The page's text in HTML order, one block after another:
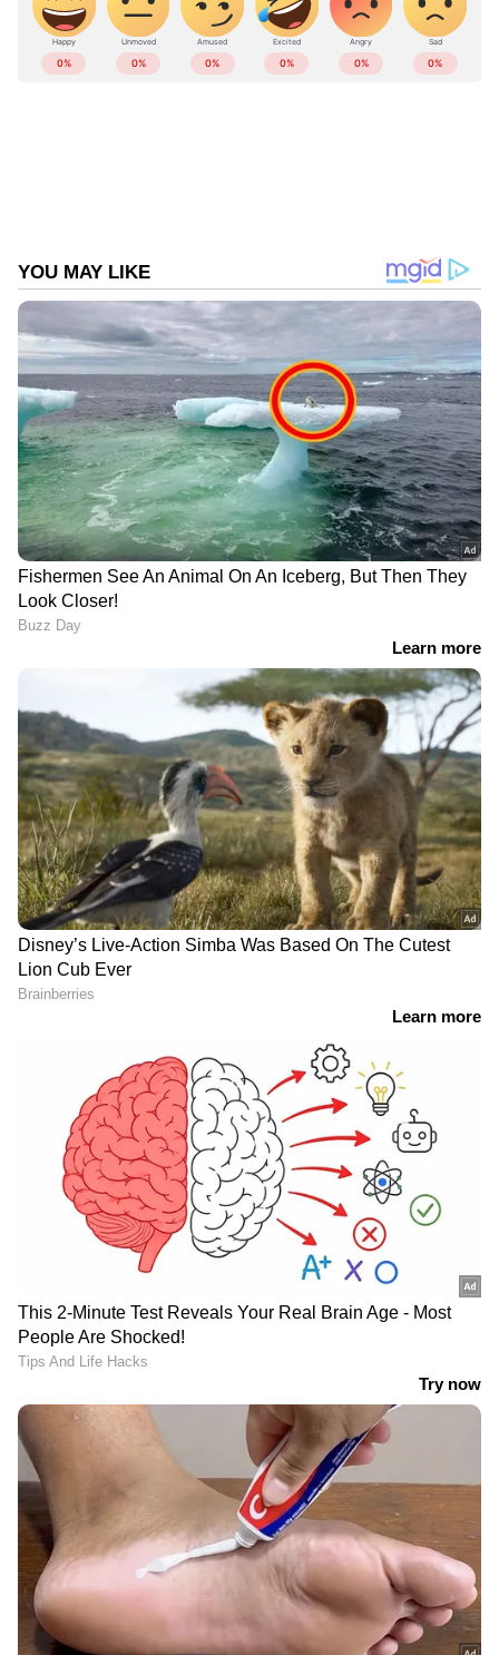
നല്‍കിയത്‌. വികേന്ദ്രീകൃത മാതൃകയിലുള്ള
അത്യാധുനിക വര്‍ക്ക്‌സ്റ്റേഷനുകളുടെ ശൃംഖല
കേരളത്തിലാകെ സ്ഥാപിക്കുക എന്നതാണ്‌
ചെയ്യുന്നതിനുള്ള സൗകര്യമാണ്‌ ഈ
പദ്ധതിയിലൂടെ സര്‍ക്കാര്‍ വിഭാവന ചെയുന്നത്‌.
സ്റ്റാര്‍ട്ടപ്പുകള്‍, ഫ്രീലാന്‍സ്‌ തൊഴിലില്‍
ഏര്‍പ്പെടുന്നവര്‍, ജീവനക്കാര്‍ക്ക്‌ വിദൂരമായി
ജോലി ചെയ്യാനുള്ള സൗകര്യം നല്‍കാന്‍
ആഗ്രഹിക്കുന്ന നിലവിലുള്ള സ്ഥാപനങ്ങള്‍
തുടങ്ങിവയ്ക്ക്‌ സൗകര്യപ്രദമായും
സുഖകരമായും അവരുടെ പ്രവര്‍ത്തനങ്ങളില്‍
അടിസ്ഥാന സൗകര്യങ്ങള്‍ വര്‍ക്ക്‌ നിയര്‍ ഹോം
പദ്ധതിയില്‍ ലഭ്യമാക്കും. ആവശ്യമെയില്‍,
തൊഴില്‍ വിപണിയിലെ
ആവശ്യങ്ങള്‍ക്കനുസൃതമായ നൈപുണ്യ
പരിശീലനത്തിനുള്ള സൌകര്യം എന്നിവയും
ലഭ്യമാക്കും.